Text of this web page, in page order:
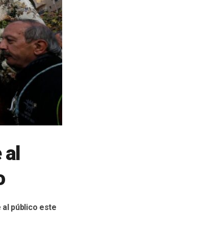
al
al público este